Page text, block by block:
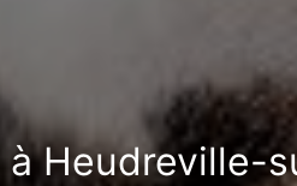
Heudreville-